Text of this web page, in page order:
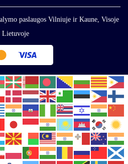
paslaugos Vilniuje ir Kaune, Visoje
Lietuvoje